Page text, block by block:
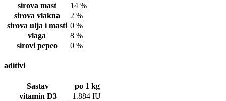
sirova mast
14 %
sirova vlakna
2 %
sirova ulja i masti 0 %
vlaga
8 %
sirovi pepeo
0 %
aditivi
Sastav
po 1 kg
vitamin D3
1.884 IU